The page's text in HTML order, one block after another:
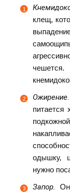
клещ,
чешется.
Ожирение.
питается
одышку,
нужно
Запор.